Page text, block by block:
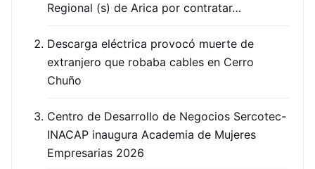
Regional (s) de Arica por contratar…
Descarga eléctrica provocó muerte de
extranjero que robaba cables en Cerro
Chuño
Centro de Desarrollo de Negocios Sercotec-
INACAP inaugura Academia de Mujeres
Empresarias 2026